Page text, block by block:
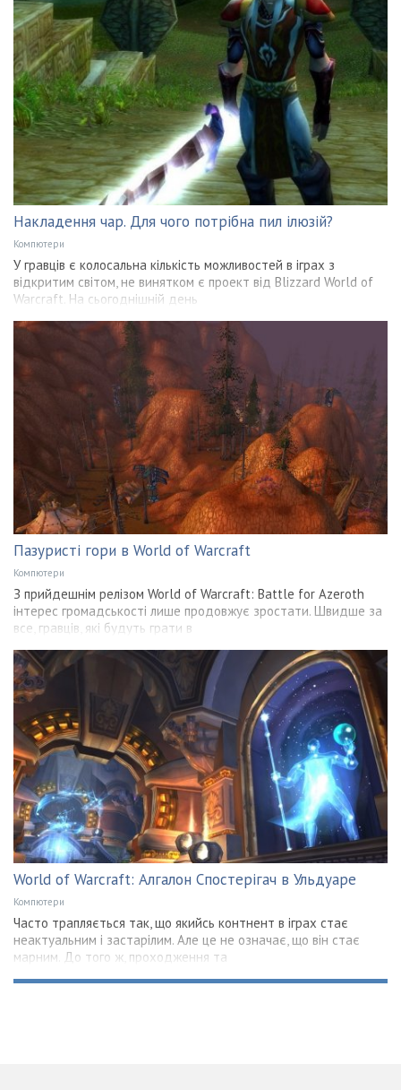
Накладення чар. Для чого потрібна пил ілюзій?
Компютери
У гравців є колосальна кількість можливостей в іграх з
відкритим світом, не винятком є проект від Blizzard World of
Warcraft. На сьогоднішній день
Пазуристі гори в World of Warcraft
Компютери
З прийдешнім релізом World of Warcraft: Battle for Azeroth
інтерес громадськості лише продовжує зростати. Швидше за
все, гравців, які будуть грати в
World of Warcraft: Алгалон Спостерігач в Ульдуаре
Компютери
Часто трапляється так, що якийсь контнент в іграх стає
неактуальним і застарілим. Але це не означає, що він стає
марним. До того ж, проходження та